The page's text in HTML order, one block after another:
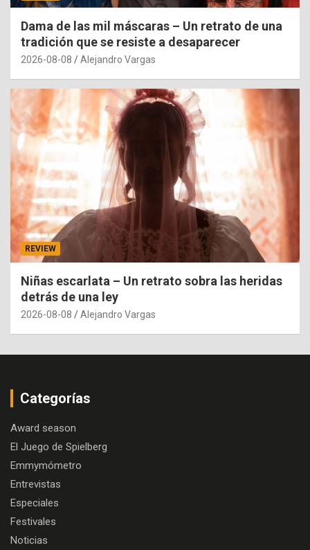
Dama de las mil máscaras – Un retrato de una
tradición que se resiste a desaparecer
2026-08-08 Alejandro Vargas
REVIEW
Niñas escarlata – Un retrato sobra las heridas
detrás de una ley
2026-08-08 Alejandro Vargas
Categorías
Award season
El Juego de Spielberg
Emmymómetro
Entrevistas
Especiales
Festivales
Noticias